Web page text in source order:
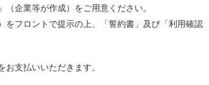
企業等が作成）をご用意ください。
フロントで提示の上、「誓約書」及び「利用確認
支払いいただきます。